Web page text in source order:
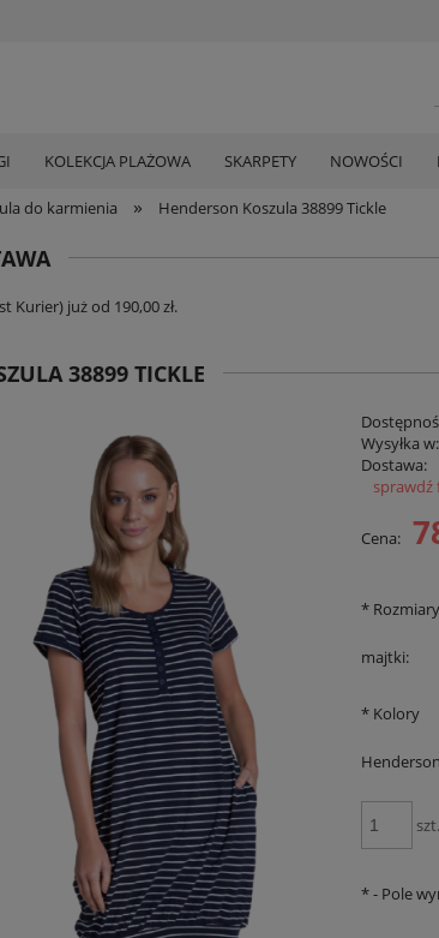
KOLEKCJA PLAŻOWA SKARPETY NOWOŚCI
do karmienia » Henderson Koszula 38899 Tickle
Micro WHUM
Szlafrok Triumph Robes Velour Robe
Kurier) już od 190,00 zł.
38899 TICKLE
Wysyłka w:
Dostawa:
Cena
Cena:
* Rozmiary
majtki:
* Kolory
szt.
*- Pole